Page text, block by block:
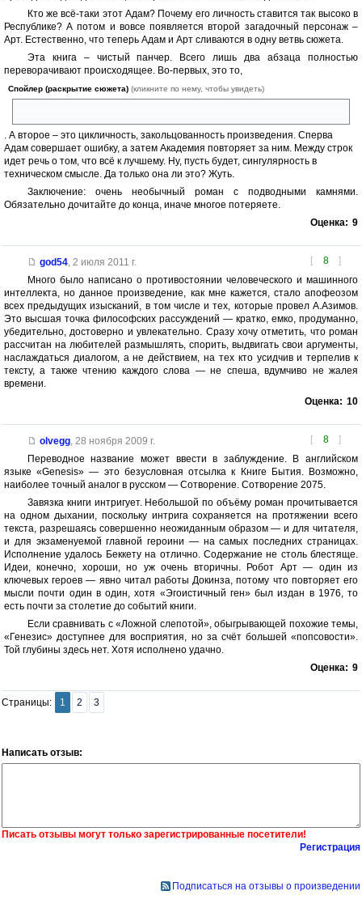
Кто же всё-таки этот Адам? Почему его личность ставится так высоко в
Республике? А потом и вовсе появляется второй загадочный персонаж –
Арт. Естественно, что теперь Адам и Арт сливаются в одну ветвь сюжета.
Эта книга – чистый панчер. Всего лишь два абзаца полностью
переворачивают происходящее. Во-первых, это то,
Спойлер (раскрытие сюжета) (кликните по нему, чтобы увидеть)
. А второе – это цикличность, закольцованность произведения. Сперва
Адам совершает ошибку, а затем Академия повторяет за ним. Между строк
идет речь о том, что всё к лучшему. Ну, пусть будет, сингулярность в
техническом смысле. Да только она ли это? Жуть.
Заключение: очень необычный роман с подводными камнями.
Обязательно дочитайте до конца, иначе многое потеряете.
Оценка: 9
[ 8 ]
god54, 2 июля 2011 г.
Много было написано о противостоянии человеческого и машинного
интеллекта, но данное произведение, как мне кажется, стало апофеозом
всех предыдущих изысканий, в том числе и тех, которые провел А.Азимов.
Это высшая точка философских рассуждений — кратко, емко, продуманно,
убедительно, достоверно и увлекательно. Сразу хочу отметить, что роман
рассчитан на любителей размышлять, спорить, выдвигать свои аргументы,
наслаждаться диалогом, а не действием, на тех кто усидчив и терпелив к
тексту, а также чтению каждого слова — не спеша, вдумчиво не жалея
времени.
Оценка: 10
[ 8 ]
olvegg, 28 ноября 2009 г.
Переводное название может ввести в заблуждение. В английском
языке «Genesis» — это безусловная отсылка к Книге Бытия. Возможно,
наиболее точный аналог в русском — Сотворение. Сотворение 2075.
Завязка книги интригует. Небольшой по объёму роман прочитывается
на одном дыхании, поскольку интрига сохраняется на протяжении всего
текста, разрешаясь совершенно неожиданным образом — и для читателя,
и для экзаменуемой главной героини — на самых последних страницах.
Исполнение удалось Беккету на отлично. Содержание не столь блестяще.
Идеи, конечно, хороши, но уж очень вторичны. Робот Арт — один из
ключевых героев — явно читал работы Докинза, потому что повторяет его
мысли почти один в один, хотя «Эгоистичный ген» был издан в 1976, то
есть почти за столетие до событий книги.
Если сравнивать с «Ложной слепотой», обыгрывающей похожие темы,
«Генезис» доступнее для восприятия, но за счёт большей «попсовости».
Той глубины здесь нет. Хотя исполнено удачно.
Оценка: 9
Страницы: 1 2 3
Написать отзыв:
Писать отзывы могут только зарегистрированные посетители!
Регистрация
Подписаться на отзывы о произведении